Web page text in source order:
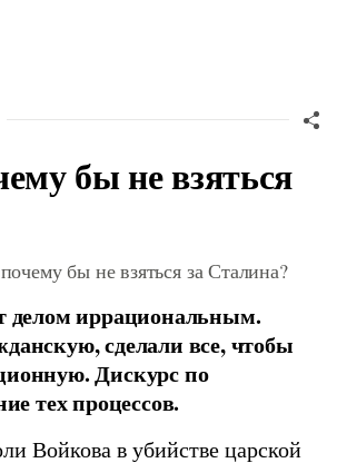
бы не взяться
бы не взяться за Сталина?
делом иррациональным.
сделали все, чтобы
Дискурс по
тех процессов.
Войкова в убийстве царской